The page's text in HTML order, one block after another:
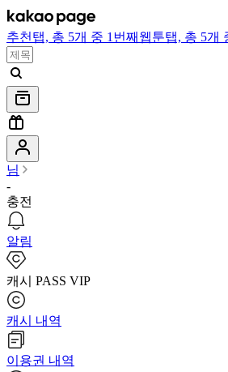
추천 탭, 총 5개 중 1번째 웹툰탭, 총 5개
님
-
충전
알림
캐시 PASS VIP
캐시 내역
이용권 내역